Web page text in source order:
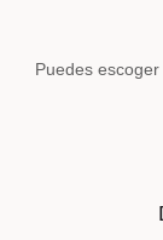
Puedes